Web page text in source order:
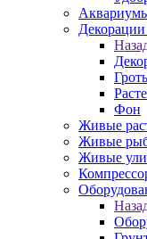
Фон
Живые
Живые
Живые